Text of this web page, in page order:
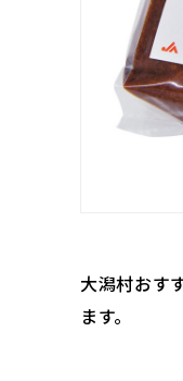
大潟村おす
ます。